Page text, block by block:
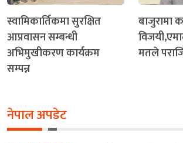
स्वामिकार्तिकमा सुरक्षित
आप्रवासन सम्बन्धी
अभिमुखीकरण कार्यक्रम
सम्पन्न
बाजुरामा
मतले
नेपाल अपडेट